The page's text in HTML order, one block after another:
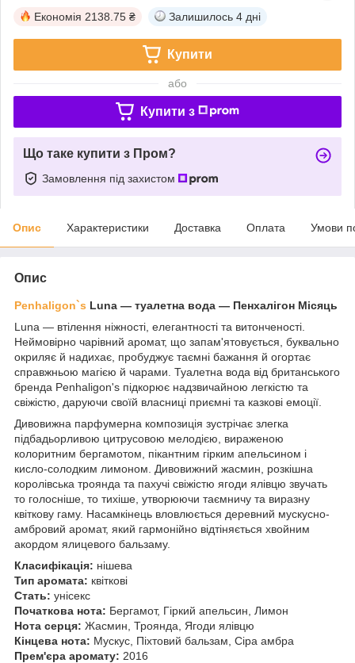
Економія 2138.75 ₴ Залишилось 4 дні
Купити
або
Купити з
Що таке купити з Пром?
Замовлення під захистом
Опис Характеристики Доставка Оплата Умови
Опис
Penhaligon`s Luna ― туалетна вода — Пенхалігон Місяць
Luna — втілення ніжності, елегантності та витонченості.
Неймовірно чарівний аромат, що запам'ятовується, буквально
окриляє й надихає, пробуджує таємні бажання й огортає
справжньою магією й чарами. Туалетна вода від британського
бренда Penhaligon's підкорює надзвичайною легкістю та
свіжістю, даруючи своїй власниці приємні та казкові емоції.
Дивовижна парфумерна композиція зустрічає злегка
підбадьорливою цитрусовою мелодією, вираженою
колоритним бергамотом, пікантним гірким апельсином і
кисло-солодким лимоном. Дивовижний жасмин, розкішна
королівська троянда та пахучі свіжістю ягоди ялівцю звучать
то голосніше, то тихіше, утворюючи таємничу та виразну
квіткову гаму. Насамкінець вловлюється деревний мускусно-
амбровий аромат, який гармонійно відтіняється хвойним
акордом ялицевого бальзаму.
Класифікація: нішева
Тип аромата: квіткові
Стать: унісекс
Початкова нота: Бергамот, Гіркий апельсин, Лимон
Нота серця: Жасмин, Троянда, Ягоди ялівцю
Кінцева нота: Мускус, Піхтовий бальзам, Сіра амбра
Прем'єра аромату: 2016